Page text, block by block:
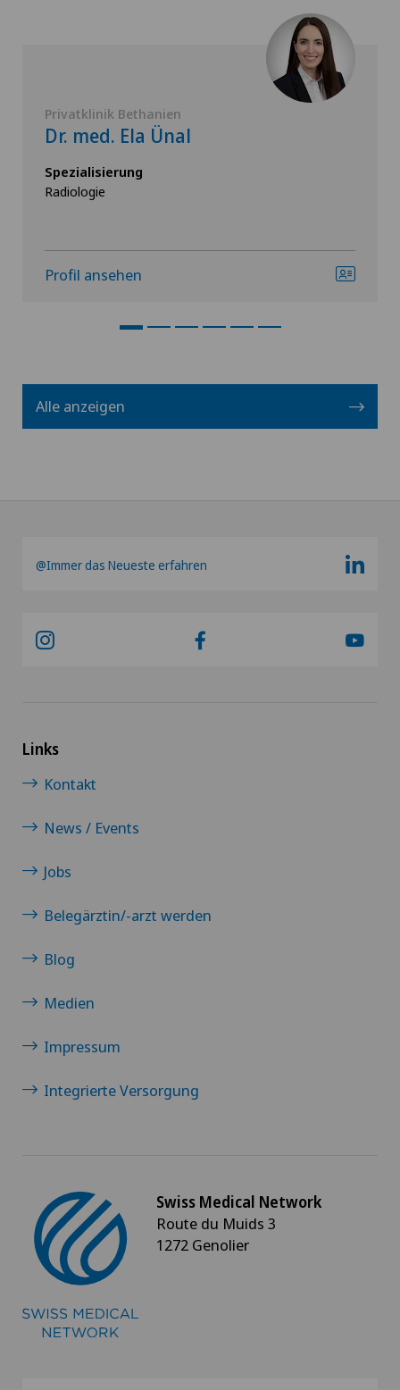
Privatklinik Bethanien
Dr. med. Ela Ünal
Spezialisierung
Radiologie
Profil ansehen
Alle anzeigen
@Immer das Neueste erfahren
Links
Kontakt
News / Events
Jobs
Belegärztin/-arzt werden
Blog
Medien
Impressum
Integrierte Versorgung
Swiss Medical Network
Route du Muids 3
1272 Genolier